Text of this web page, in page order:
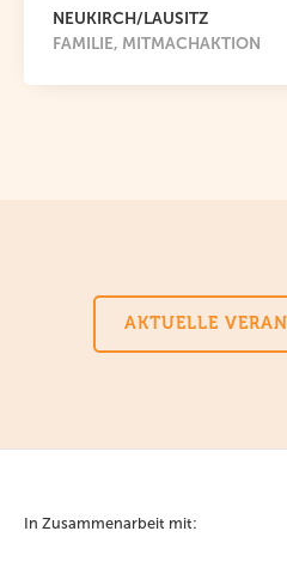
NEUKIRCH/LAUSITZ
FAMILIE MITMACHAKTION
AKTUELLE
In Zusammenarbeit mit: